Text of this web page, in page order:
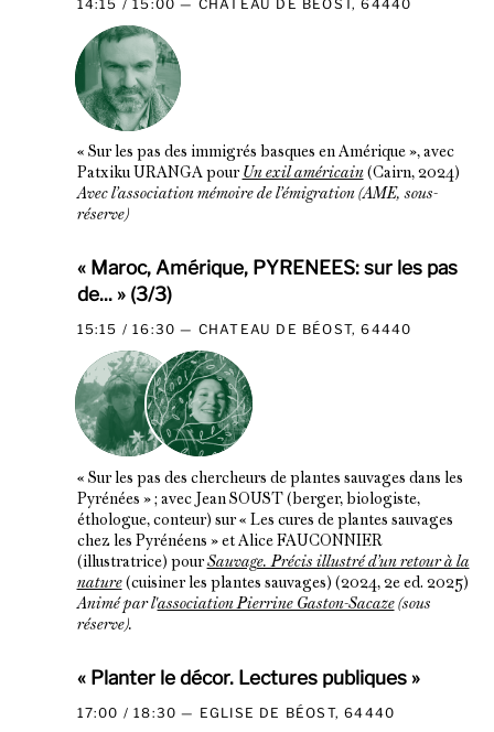
14:15 / 15:00 CHATEAU DE BÉOST, 64440
« Sur les pas des immigrés basques en Amérique », avec
Patxiku URANGA pour Un exil américain(Cairn, 2024)
Avec l’association mémoire de l’émigration (AME, sous-
réserve)
« Maroc, Amérique, PYRENEES: sur les pas
de... » (3/3)
15:15 / 16:30 CHATEAU DE BÉOST, 64440
« Sur les pas des chercheurs de plantes sauvages dans les
Pyrénées » ; avec Jean SOUST (berger, biologiste,
éthologue, conteur) sur « Les cures de plantes sauvages
chez les Pyrénéens » et Alice FAUCONNIER
(illustratrice) pour Sauvage. Précis illustré d’un retour à la
nature(cuisiner les plantes sauvages) (2024, 2e ed. 2025)
Animé par l'association Pierrine Gaston-Sacaze(sous
réserve).
« Planter le décor. Lectures publiques »
17:00 / 18:30 EGLISE DE BÉOST, 64440